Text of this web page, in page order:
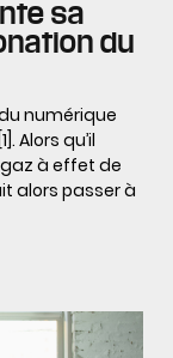
sa
du
numérique
Alors qu’il
gaz à effet de
alors passer à